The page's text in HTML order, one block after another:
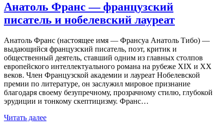
Анатоль Франс — французский
писатель и нобелевский лауреат
Анатоль Франс (настоящее имя — Франсуа Анатоль Тибо) —
выдающийся французский писатель, поэт, критик и
общественный деятель, ставший одним из главных столпов
европейского интеллектуального романа на рубеже XIX и XX
веков. Член Французской академии и лауреат Нобелевской
премии по литературе, он заслужил мировое признание
благодаря своему безупречному, прозрачному стилю, глубокой
эрудиции и тонкому скептицизму. Франс…
Читать далее